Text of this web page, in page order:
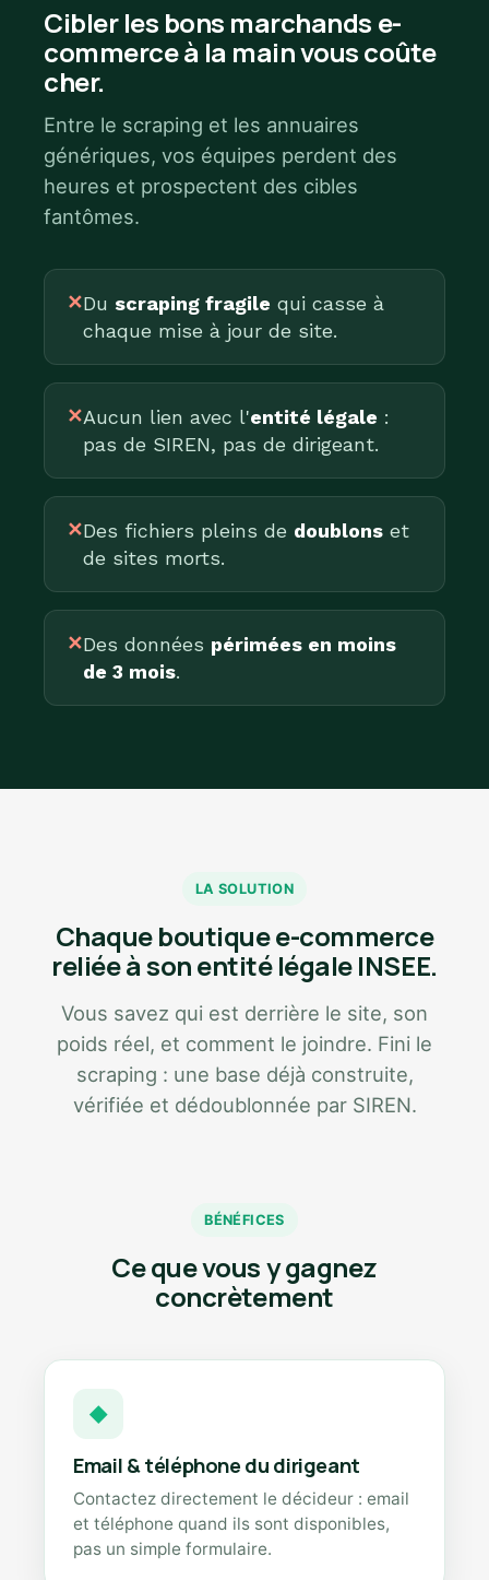
Cibler les bons marchands e-
commerce à la main vous coûte
cher.
Entre le scraping et les annuaires
génériques, vos équipes perdent des
heures et prospectent des cibles
fantômes.
✕Du scraping fragile qui casse à
chaque mise à jour de site.
✕Aucun lien avec l'entité légale :
pas de SIREN, pas de dirigeant.
✕Des fichiers pleins de doublons et
de sites morts.
✕Des données périmées en moins
de 3 mois.
LA SOLUTION
Chaque boutique e-commerce
reliée à son entité légale INSEE.
Vous savez qui est derrière le site, son
poids réel, et comment le joindre. Fini le
scraping : une base déjà construite,
vérifiée et dédoublonnée par SIREN.
BÉNÉFICES
Ce que vous y gagnez
concrètement
◆
Email & téléphone du dirigeant
Contactez directement le décideur : email
et téléphone quand ils sont disponibles,
pas un simple formulaire.